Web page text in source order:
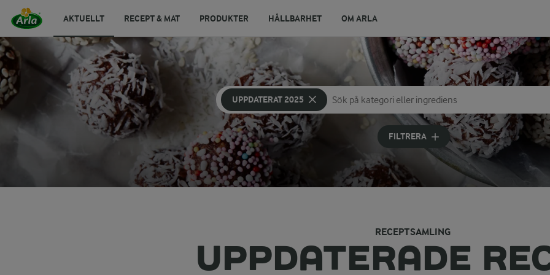
AKTUELLT RECEPT & MAT PRODUKTER HÅLLBARHET OM ARLA
UPPDATERAT 2025
Sök på kategori eller ingrediens
Skriv in sökord för att få förslag
FILTRERA
RECEPTSAMLING
UPPDATERADE